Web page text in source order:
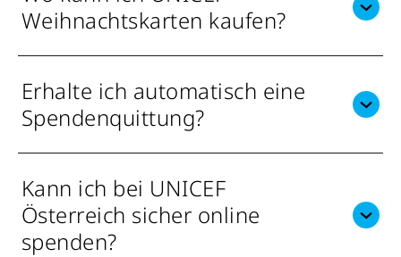
Weihnachtskarten kaufen?
Erhalte ich automatisch eine
Spendenquittung?
Kann ich bei UNICEF
Österreich sicher online
spenden?